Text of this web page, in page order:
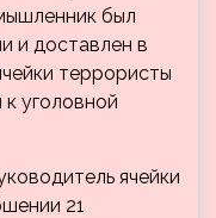
был
и доставлен в
террористы
уголовной
ячейки
21